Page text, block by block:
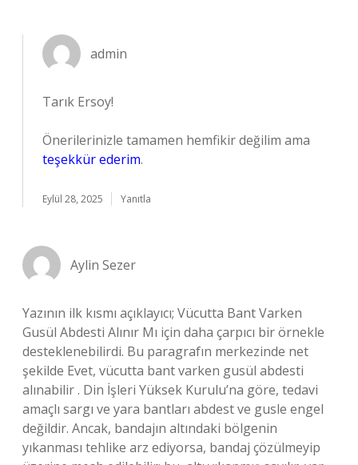
admin
Tarık Ersoy!
Önerilerinizle tamamen hemfikir değilim ama
teşekkür ederim.
Eylül 28, 2025 Yanıtla
Aylin Sezer
Yazının ilk kısmı açıklayıcı; Vücutta Bant Varken
Gusül Abdesti Alınır Mı için daha çarpıcı bir örnekle
desteklenebilirdi. Bu paragrafın merkezinde net
şekilde Evet, vücutta bant varken gusül abdesti
alınabilir . Din İşleri Yüksek Kurulu’na göre, tedavi
amaçlı sargı ve yara bantları abdest ve gusle engel
değildir. Ancak, bandajın altındaki bölgenin
yıkanması tehlike arz ediyorsa, bandaj çözülmeyip